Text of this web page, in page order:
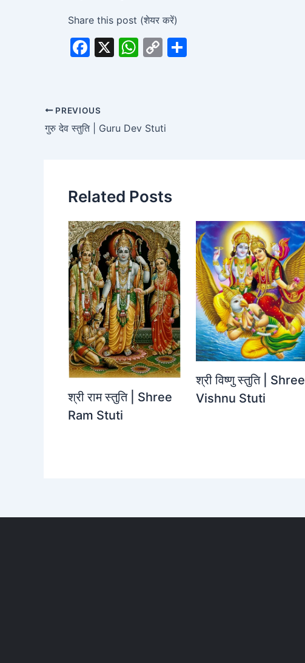
Share this post (शेयर करें)
F
e
b
X
W
A
C
Li
PREVIOUS
गुरु देव स्तुति | Guru Dev Stuti
Related Posts
श्री राम स्तुति | Shree
Ram Stuti
श्री विष्णु स्तुति | Shree
Vishnu Stuti